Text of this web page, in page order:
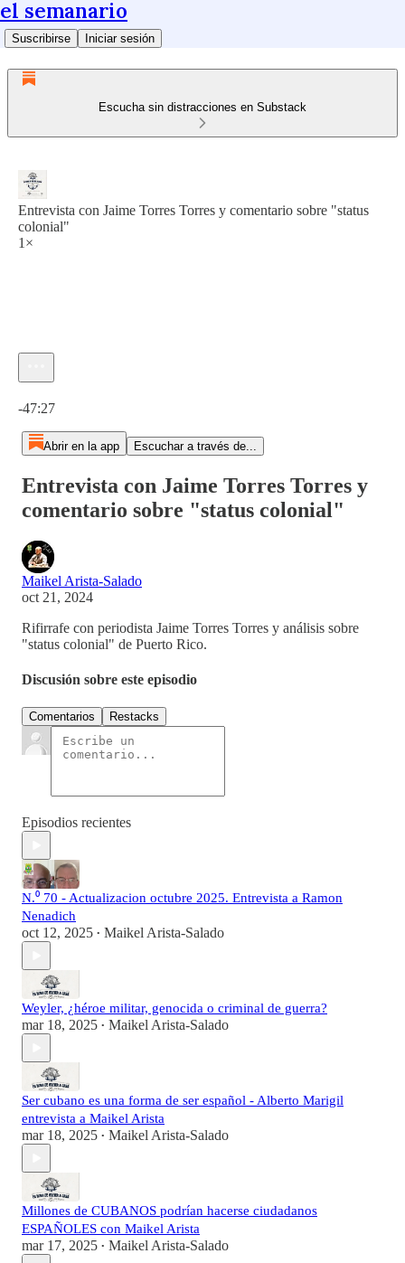
el semanario
Suscribirse Iniciar sesión
Escucha sin distracciones en Substack
Entrevista con Jaime Torres Torres y comentario sobre "status
colonial"
1×
-47:27
Abrir en la app Escuchar a través de...
Entrevista con Jaime Torres Torres y
comentario sobre "status colonial"
Maikel Arista-Salado
oct 21, 2024
Rifirrafe con periodista Jaime Torres Torres y análisis sobre
"status colonial" de Puerto Rico.
Discusión sobre este episodio
Comentarios Restacks
Episodios recientes
N.⁰ 70 - Actualizacion octubre 2025. Entrevista a Ramon
Nenadich
oct 12, 2025 • Maikel Arista-Salado
Weyler, ¿héroe militar, genocida o criminal de guerra?
mar 18, 2025 • Maikel Arista-Salado
Ser cubano es una forma de ser español - Alberto Marigil
entrevista a Maikel Arista
mar 18, 2025 • Maikel Arista-Salado
Millones de CUBANOS podrían hacerse ciudadanos
ESPAÑOLES con Maikel Arista
mar 17, 2025 • Maikel Arista-Salado